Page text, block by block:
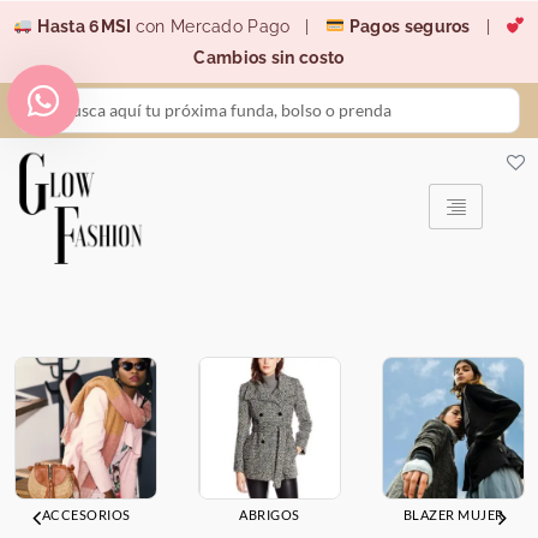
contenido
Hasta 6MSI con Mercado Pago | Pagos seguros
Cambios sin costo
Search
...
ACCESORIOS ABRIGOS BLAZER MUJER